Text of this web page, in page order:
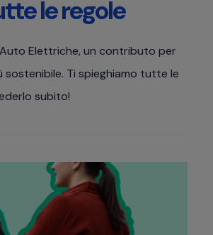
le regole
Elettriche, un contributo per
sostenibile. Ti spieghiamo tutte le
subito!